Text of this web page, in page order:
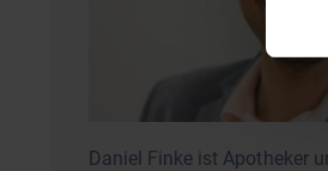
Daniel Finke ist Apotheker